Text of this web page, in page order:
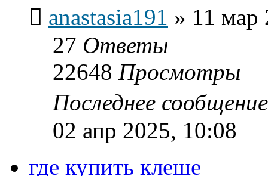
anastasia191 » 11 мар
27 Ответы
22648 Просмотры
Последнее
02 апр 2025, 10:08
где купить клеше